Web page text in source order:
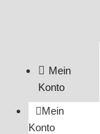
Mein
Konto
Mein
Konto